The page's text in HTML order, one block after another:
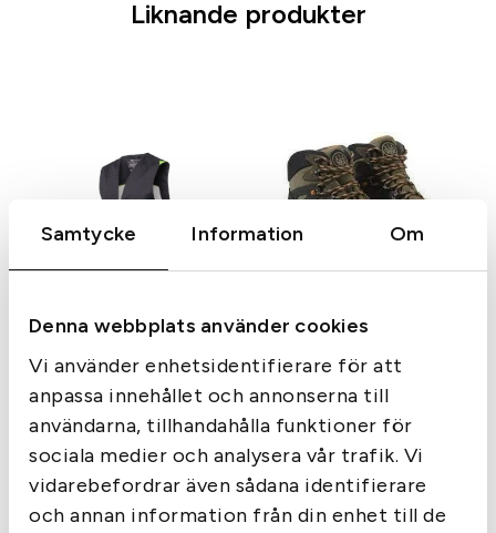
Samtycke Information Om
Denna webbplats använder cookies
Vi använder enhetsidentifierare för att
anpassa innehållet och annonserna till
användarna, tillhandahålla funktioner för
sociala medier och analysera vår trafik. Vi
vidarebefordrar även sådana identifierare
och annan information från din enhet till de
Liknande produkter
Beretta skytteväst
995kr
I lager
Beretta Terrier GTX
Känga
1 295kr
I lager